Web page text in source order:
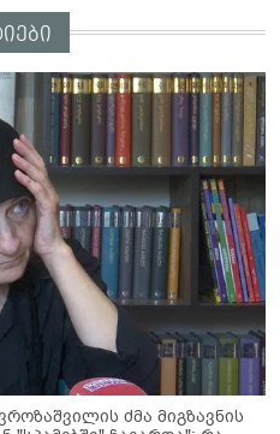
ძმა მიგზავნის